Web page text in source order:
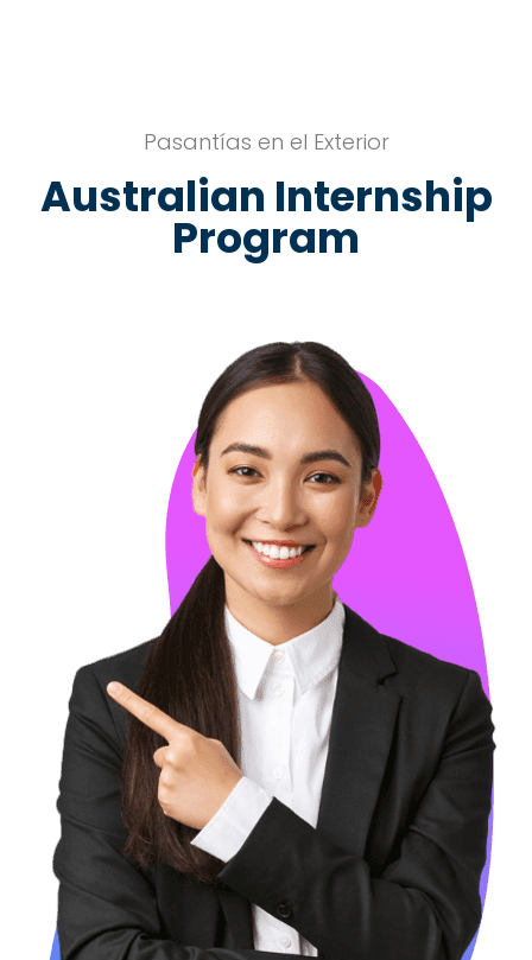
Pasantías en el Exterior
Australian Internship
Program